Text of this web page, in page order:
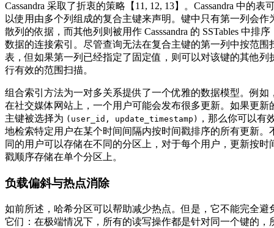
Cassandra 采取了折衷的策略【11, 12, 13】。Cassandra 中的表
以使用由多个列组成的复合主键来声明。键中只有第一列会作
散列的依据，而其他列则被用作 Casssandra 的 SSTables 中排序
数据的连接索引。尽管查询无法在复合主键的第一列中按范围
表，但如果第一列已经指定了固定值，则可以对该键的其他列
行有效的范围扫描。
组合索引方法为一对多关系提供了一个优雅的数据模型。例如
在社交媒体网站上，一个用户可能会发布很多更新。如果更新
主键被选择为 (user_id, update_timestamp)
，那么你可以有
地检索特定用户在某个时间间隔内按时间戳排序的所有更新。
同的用户可以存储在不同的分区上，对于每个用户，更新按时
戳顺序存储在单个分区上。
负载偏斜与热点消除
如前所述，哈希分区可以帮助减少热点。但是，它不能完全避
它们：在极端情况下，所有的读写操作都是针对同一个键的，